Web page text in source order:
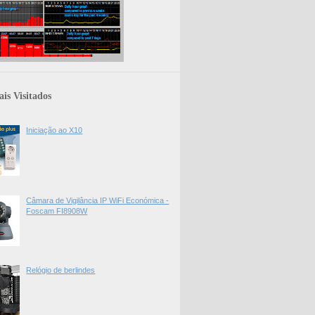
Visitados
Iniciação ao X10
Câmara de Vigilância IP WiFi Económica -
Foscam FI8908W
Relógio de berlindes